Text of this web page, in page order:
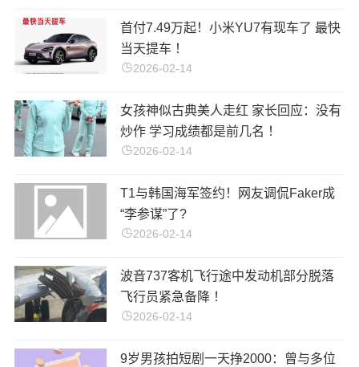
首付7.49万起！小米YU7有现车了 最快
当天提车 ！
2026-02-14
女孩神似古典美人走红 家长回应：没有
炒作 学习成绩都是前几名 ！
2026-02-14
T1与韩国海军签约！网友调侃Faker成
“李参谋”了?
2026-02-14
波音737客机飞行途中发动机部分脱落
飞行员紧急备降 ！
2026-02-14
9岁男孩拍短剧一天挣2000：曾与多位